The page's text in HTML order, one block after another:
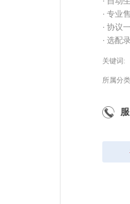
· 专业
· 协议
· 选配
关键词:
所属分